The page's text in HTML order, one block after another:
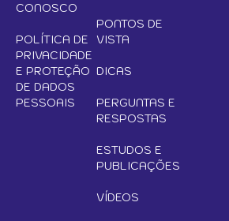
CONOSCO
POLÍTICA DE
PRIVACIDADE
E PROTEÇÃO
DE DADOS
PESSOAIS
PONTOS DE
VISTA
DICAS
PERGUNTAS E
RESPOSTAS
ESTUDOS E
PUBLICAÇÕES
VÍDEOS